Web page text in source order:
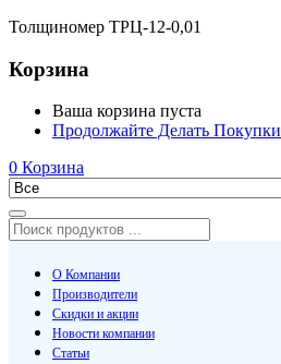
Толщиномер ТРЦ-12-0,01
Корзина
Ваша корзина пуста
Продолжайте Делать Покупки
0 Корзина
О Компании
Производители
Скидки и акции
Новости компании
Статьи